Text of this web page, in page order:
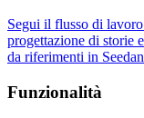
Segui il flusso di
progettazione di storie
da riferimenti in
Funzionalità